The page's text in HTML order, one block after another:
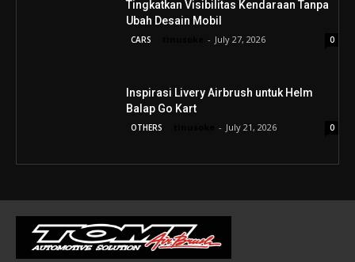
Tingkatkan Visibilitas Kendaraan Tanpa
Ubah Desain Mobil
CARS - July 27, 2026 0
Inspirasi Livery Airbrush untuk Helm
Balap Go Kart
OTHERS - July 21, 2026 0